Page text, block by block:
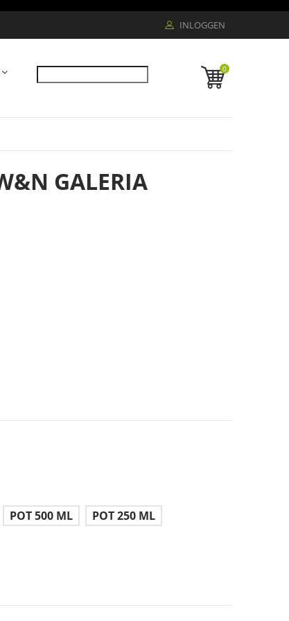
INLOGGEN
0
GALERIA
POT 500 ML POT 250 ML